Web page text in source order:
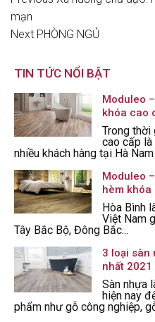
hướng
viết
Post
mạn
Next
Next PHÒNG NGỦ
TIN TỨC NỔI BẬT
Moduleo
khóa cao
Trong thời
cao cấp
nhiều khách hàng tại Hà
Moduleo
hèm khóa
Hòa Bình
Việt Nam
Tây Bắc Bộ, Đông Bắc...
3 loại sàn
nhất 2021
Sàn nhựa
hiện nay
phẩm như gỗ công nghiệp,